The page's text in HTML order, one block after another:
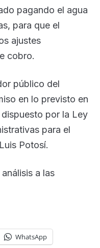
pagando el agua
para que el
ajustes
cobro.
público del
en lo previsto en
por la Ley
para el
Potosí.
a las
WhatsApp